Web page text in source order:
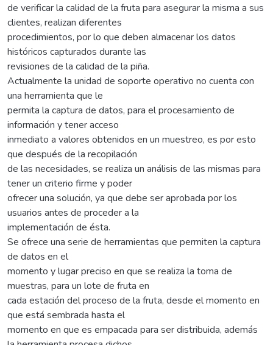
de verificar la calidad de la fruta para asegurar la misma a sus
clientes, realizan diferentes
procedimientos, por lo que deben almacenar los datos
históricos capturados durante las
revisiones de la calidad de la piña.
Actualmente la unidad de soporte operativo no cuenta con
una herramienta que le
permita la captura de datos, para el procesamiento de
información y tener acceso
inmediato a valores obtenidos en un muestreo, es por esto
que después de la recopilación
de las necesidades, se realiza un análisis de las mismas para
tener un criterio firme y poder
ofrecer una solución, ya que debe ser aprobada por los
usuarios antes de proceder a la
implementación de ésta.
Se ofrece una serie de herramientas que permiten la captura
de datos en el
momento y lugar preciso en que se realiza la toma de
muestras, para un lote de fruta en
cada estación del proceso de la fruta, desde el momento en
que está sembrada hasta el
momento en que es empacada para ser distribuida, además